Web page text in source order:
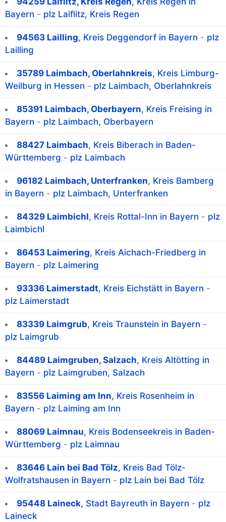
Bayern - plz Laiflitz, Kreis Regen
94563 Lailling, Kreis Deggendorf in Bayern - plz
Lailling
35789 Laimbach, Oberlahnkreis, Kreis Limburg-
Weilburg in Hessen - plz Laimbach, Oberlahnkreis
85391 Laimbach, Oberbayern, Kreis Freising in
Bayern - plz Laimbach, Oberbayern
88427 Laimbach, Kreis Biberach in Baden-
Württemberg - plz Laimbach
96182 Laimbach, Unterfranken, Kreis Bamberg
in Bayern - plz Laimbach, Unterfranken
84329 Laimbichl, Kreis Rottal-Inn in Bayern - plz
Laimbichl
86453 Laimering, Kreis Aichach-Friedberg in
Bayern - plz Laimering
93336 Laimerstadt, Kreis Eichstätt in Bayern -
plz Laimerstadt
83339 Laimgrub, Kreis Traunstein in Bayern -
plz Laimgrub
84489 Laimgruben, Salzach, Kreis Altötting in
Bayern - plz Laimgruben, Salzach
83556 Laiming am Inn, Kreis Rosenheim in
Bayern - plz Laiming am Inn
88069 Laimnau, Kreis Bodenseekreis in Baden-
Württemberg - plz Laimnau
83646 Lain bei Bad Tölz, Kreis Bad Tölz-
Wolfratshausen in Bayern - plz Lain bei Bad Tölz
95448 Laineck, Stadt Bayreuth in Bayern - plz
Laineck